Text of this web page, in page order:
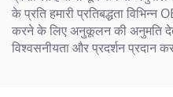
के प्रति हमारी प्रतिबद्धता
करने के लिए अनुकूलन की अनुमति
विश्वसनीयता और प्रदर्शन प्रदान